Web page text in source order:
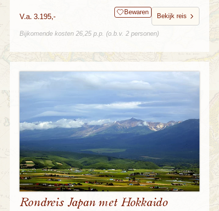
V.a. 3.195,- Bewaren
Bekijk reis
Bijkomende kosten 26,25 p.p. (o.b.v. 2 personen)
Rondreis Japan met Hokkaido